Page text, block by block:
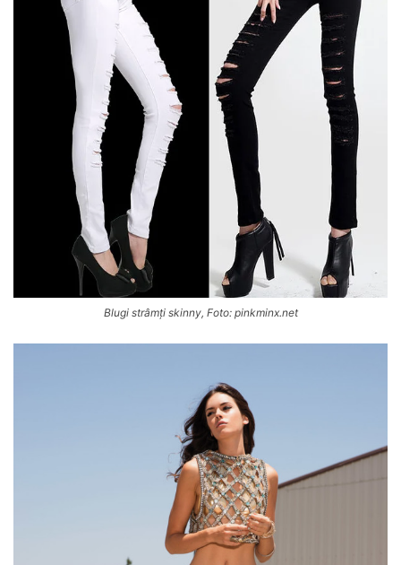
Blugi strâmți skinny, Foto: pinkminx.net